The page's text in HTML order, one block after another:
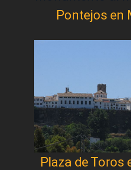
Pontejos en
Plaza de Toros